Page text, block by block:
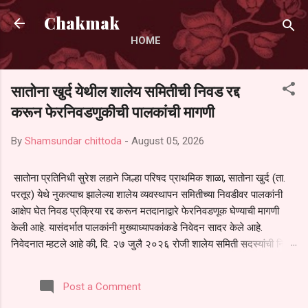
Skip to main content
Chakmak
HOME
सातोना खुर्द येथील शालेय समितीची निवड रद्द
करून फेरनिवडणुकीची पालकांची मागणी
By Shamsundar chittoda - August 05, 2026
सातोना प्रतिनिधी सुरेश लहाने जिल्हा परिषद प्राथमिक शाळा, सातोना खुर्द (ता.
परतूर) येथे नुकत्याच झालेल्या शालेय व्यवस्थापन समितीच्या निवडीवर पालकांनी
आक्षेप घेत निवड प्रक्रिया रद्द करून मतदानाद्वारे फेरनिवडणूक घेण्याची मागणी
केली आहे. यासंदर्भात पालकांनी मुख्याध्यापकांकडे निवेदन सादर केले आहे.
निवेदनात म्हटले आहे की, दि. २७ जुलै २०२६ रोजी शालेय समिती सदस्यांची निवड
पालकांना देण्यात आली नसल्याने मोठ्या संख्येने पालक बैठकीस उपस्थित राहू शकले
नाहीत. तसेच सर्व पालकांना विश्वासात न घेता निवड प्रक्रिया पूर्ण करण्यात
Post a Comment